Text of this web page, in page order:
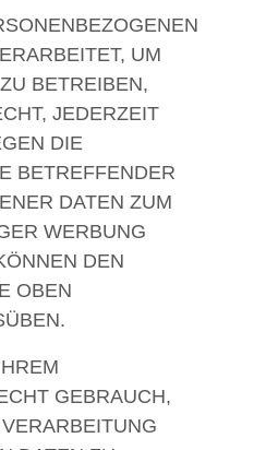
UM
BETREIBEN,
JEDERZEIT
DIE
BETREFFENDER
DATEN ZUM
WERBUNG
DEN
OBEN
GEBRAUCH,